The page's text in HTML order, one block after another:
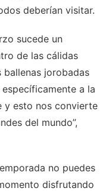
deberían visitar.
sucede un
de las cálidas
ballenas jorobadas
a la
y esto nos convierte
del mundo”,
no puedes
disfrutando